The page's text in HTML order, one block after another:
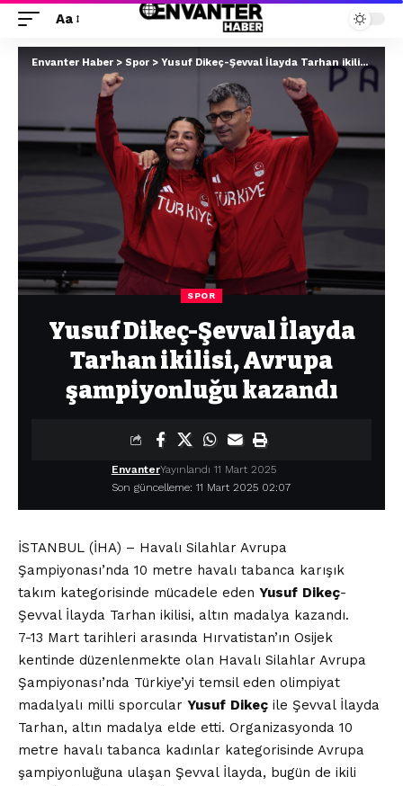
Aa
Envanter Haber > Spor > Yusuf Dikeç-Şevval İlayda Tarhan ikilisi, Avrupa şampiyonluğu kazandı
SPOR
Yusuf Dikeç-Şevval İlayda
Tarhan ikilisi, Avrupa
şampiyonluğu kazandı
Son güncelleme: 11 Mart 2025 02:07
EnvanterYayınlandı 11 Mart 2025
İSTANBUL (İHA) – Havalı Silahlar Avrupa
Şampiyonası’nda 10 metre havalı tabanca karışık
takım kategorisinde mücadele eden Yusuf Dikeç-
Şevval İlayda Tarhan ikilisi, altın madalya kazandı.
7-13 Mart tarihleri arasında Hırvatistan’ın Osijek
kentinde düzenlenmekte olan Havalı Silahlar Avrupa
Şampiyonası’nda Türkiye’yi temsil eden olimpiyat
madalyalı milli sporcular Yusuf Dikeç ile Şevval İlayda
Tarhan, altın madalya elde etti. Organizasyonda 10
metre havalı tabanca kadınlar kategorisinde Avrupa
şampiyonluğuna ulaşan Şevval İlayda, bugün de ikili